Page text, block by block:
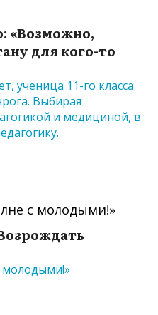
«Возможно,
для кого-то
ученица 11-го класса
Выбирая
и медициной, в
молодыми!»